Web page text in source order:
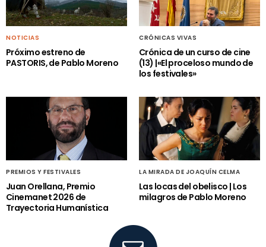
NOTICIAS
Próximo estreno de
PASTORIS, de Pablo Moreno
CRÓNICAS VIVAS
Crónica de un curso de cine
(13) |«El proceloso mundo de
los festivales»
PREMIOS Y FESTIVALES
Juan Orellana, Premio
Cinemanet 2026 de
Trayectoria Humanística
LA MIRADA DE JOAQUÍN CELMA
Las locas del obelisco | Los
milagros de Pablo Moreno